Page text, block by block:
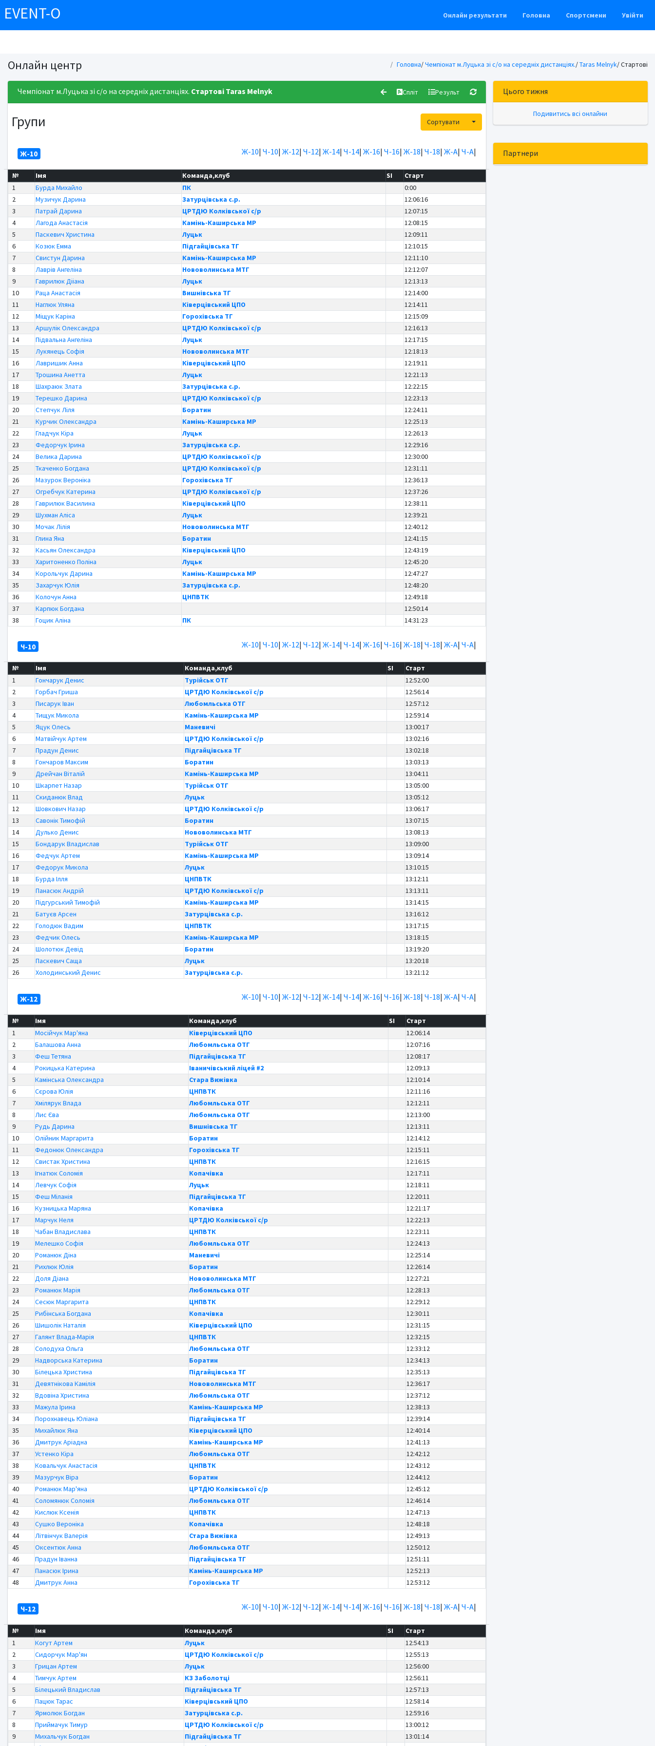
EVENT-O Онлайн результати Головна Спортсмени Увійти
Онлайн центр Головна/Чемпіонат м.Луцька зі с/о на середніх дистанціях./Taras Melnyk/ Стартові
Чемпіонат м.Луцька зі с/о на середніх дистанціях. Стартові Taras Melnyk Спліт Результ
Групи Сортувати Toggle Dropdown
Ж-10 Ж-10| Ч-10| Ж-12| Ч-12| Ж-14| Ч-14| Ж-16| Ч-16| Ж-18| Ч-18| Ж-А| Ч-А|
№ Імя Команда,клуб SI
Старт
1
Бурда Михайло ПК
0:00
2
Музичук Дарина Затурцівська с.р.
12:06:16
3
Патрай Дарина ЦРТДЮ Колківської с/р
12:07:15
4
Лагода Анастасія Камінь-Каширська МР
12:08:15
5
Паскевич Христина Луцьк
12:09:11
6
Козюк Емма Підгайцівська ТГ
12:10:15
7
Свистун Дарина Камінь-Каширська МР
12:11:10
8
Лаврів Ангеліна Нововолинська МТГ
12:12:07
9
Гаврилюк Дііана Луцьк
12:13:13
10
Раца Анастасія Вишнівська ТГ
12:14:00
11
Наглюк Уляна Ківерцівський ЦПО
12:14:11
12
Міщук Каріна Горохівська ТГ
12:15:09
13
Аршулік Олександра ЦРТДЮ Колківської с/р
12:16:13
14
Підвальна Ангеліна Луцьк
12:17:15
15
Лукянець Софія Нововолинська МТГ
12:18:13
16
Лавришик Анна Ківерцівський ЦПО
12:19:11
17
Трошина Анетта Луцьк
12:21:13
18
Шахраюк Злата Затурцівська с.р.
12:22:15
19
Терешко Дарина ЦРТДЮ Колківської с/р
12:23:13
20
Степчук Ліля Боратин
12:24:11
21
Курчик Олександра Камінь-Каширська МР
12:25:13
22
Гладчук Кіра Луцьк
12:26:13
23
Федорчук Ірина Затурцівська с.р.
12:29:16
24
Велика Дарина ЦРТДЮ Колківської с/р
12:30:00
25
Ткаченко Богдана ЦРТДЮ Колківської с/р
12:31:11
26
Мазурок Вероніка Горохівська ТГ
12:36:13
27
Огребчук Катерина ЦРТДЮ Колківської с/р
12:37:26
28
Гаврилюк Василина Ківерцівський ЦПО
12:38:11
29
Шухман Аліса Луцьк
12:39:21
30
Мочак Лілія Нововолинська МТГ
12:40:12
31
Глина Яна Боратин
12:41:15
32
Касьян Олександра Ківерцівський ЦПО
12:43:19
33
Харитоненко Поліна Луцьк
12:45:20
34
Корольчук Дарина Камінь-Каширська МР
12:47:27
35
Захарчук Юлія Затурцівська с.р.
12:48:20
36
Колочун Анна ЦНПВТК
12:49:18
37
Карпюк Богдана
12:50:14
38
Гоцик Аліна ПК 14:31:23
Ч-10 Ж-10| Ч-10| Ж-12| Ч-12| Ж-14| Ч-14| Ж-16| Ч-16| Ж-18| Ч-18| Ж-А| Ч-А|
№ Імя Команда,клуб SI
Старт
1
Гончарук Денис Турійськ ОТГ
12:52:00
2
Горбач Гриша ЦРТДЮ Колківської с/р
12:56:14
3
Писарук Іван Любомльська ОТГ
12:57:12
4
Тищук Микола Камінь-Каширська МР
12:59:14
5
Яцук Олесь Маневичі
13:00:17
6
Матвійчук Артем ЦРТДЮ Колківської с/р
13:02:16
7
Прадун Денис Підгайцівська ТГ
13:02:18
8
Гончаров Максим Боратин
13:03:13
9
Дрейчан Віталій Камінь-Каширська МР
13:04:11
10
Шкарпет Назар Турійськ ОТГ
13:05:00
11
Скиданюк Влад Луцьк
13:05:12
12
Шовкович Назар ЦРТДЮ Колківської с/р
13:06:17
13
Савонік Тимофій Боратин
13:07:15
14
Дулько Денис Нововолинська МТГ
13:08:13
15
Бондарук Владислав Турійськ ОТГ
13:09:00
16
Федчук Артем Камінь-Каширська МР
13:09:14
17
Федорук Микола Луцьк
13:10:15
18
Бурда Ілля ЦНПВТК
13:12:11
19
Панасюк Андрій ЦРТДЮ Колківської с/р
13:13:11
20
Підгурський Тимофій Камінь-Каширська МР
13:14:15
21
Батуєв Арсен Затурцівська с.р.
13:16:12
22
Голодюк Вадим ЦНПВТК
13:17:15
23
Федчик Олесь Камінь-Каширська МР
13:18:15
24
Шолотюк Девід Боратин
13:19:20
25
Паскевич Саща Луцьк
13:20:18
26
Холодинський Денис Затурцівська с.р. 13:21:12
Ж-12 Ж-10| Ч-10| Ж-12| Ч-12| Ж-14| Ч-14| Ж-16| Ч-16| Ж-18| Ч-18| Ж-А| Ч-А|
№ Імя Команда,клуб SI
Старт
1
Мосійчук Мар'яна Ківерцівський ЦПО
12:06:14
2
Балашова Анна Любомльська ОТГ
12:07:16
3
Феш Тетяна Підгайцівська ТГ
12:08:17
4
Рокицька Катерина Іваничівський ліцей #2
12:09:13
5
Камінська Олександра Стара Вижівка
12:10:14
6
Сєрова Юлія ЦНПВТК
12:11:16
7
Хмілярук Влада Любомльська ОТГ
12:12:11
8
Лис Єва Любомльська ОТГ
12:13:00
9
Рудь Дарина Вишнівська ТГ
12:13:11
10
Олійник Маргарита Боратин
12:14:12
11
Федонюк Олександра Горохівська ТГ
12:15:11
12
Свистак Христина ЦНПВТК
12:16:15
13
Ігнатюк Соломія Копачівка
12:17:11
14
Левчук Софія Луцьк
12:18:11
15
Феш Міланія Підгайцівська ТГ
12:20:11
16
Кузницька Маряна Копачівка
12:21:17
17
Марчук Неля ЦРТДЮ Колківської с/р
12:22:13
18
Чабан Владислава ЦНПВТК
12:23:11
19
Мелешко Софія Любомльська ОТГ
12:24:13
20
Романюк Діна Маневичі
12:25:14
21
Рихлюк Юлія Боратин
12:26:14
22
Доля Діана Нововолинська МТГ
12:27:21
23
Романюк Марія Любомльська ОТГ
12:28:13
24
Сесюк Маргарита ЦНПВТК
12:29:12
25
Рибінська Богдана Копачівка
12:30:11
26
Шишолік Наталія Ківерцівський ЦПО
12:31:15
27
Галянт Влада-Марія ЦНПВТК
12:32:15
28
Солодуха Ольга Любомльська ОТГ
12:33:12
29
Надворська Катерина Боратин
12:34:13
30
Білецька Христина Підгайцівська ТГ
12:35:13
31
Девятнікова Камілія Нововолинська МТГ
12:36:17
32
Вдовіна Христина Любомльська ОТГ
12:37:12
33
Мажула Ірина Камінь-Каширська МР
12:38:13
34
Порохнавець Юліана Підгайцівська ТГ
12:39:14
35
Михайлюк Яна Ківерцівський ЦПО
12:40:14
36
Дмитрук Аріадна Камінь-Каширська МР
12:41:13
37
Устенко Кіра Любомльська ОТГ
12:42:12
38
Ковальчук Анастасія ЦНПВТК
12:43:12
39
Мазурчук Віра Боратин
12:44:12
40
Романюк Мар'яна ЦРТДЮ Колківської с/р
12:45:12
41
Соломянюк Соломія Любомльська ОТГ
12:46:14
42
Кислюк Ксенія ЦНПВТК
12:47:13
43
Сушко Вероніка Копачівка
12:48:18
44
Літвінчук Валерія Стара Вижівка
12:49:13
45
Оксентюк Анна Любомльська ОТГ
12:50:12
46
Прадун Іванна Підгайцівська ТГ
12:51:11
47
Панасюк Ірина Камінь-Каширська МР
12:52:13
48
Дмитрук Анна Горохівська ТГ 12:53:12
Ч-12 Ж-10| Ч-10| Ж-12| Ч-12| Ж-14| Ч-14| Ж-16| Ч-16| Ж-18| Ч-18| Ж-А| Ч-А|
№ Імя Команда,клуб SI
Старт
1
Когут Артем Луцьк
12:54:13
2
Сидорчук Мар'ян ЦРТДЮ Колківської с/р
12:55:13
3
Грицан Артем Луцьк
12:56:00
4
Тимчук Артем КЗ Заболотці
12:56:11
5
Білецький Владислав Підгайцівська ТГ
12:57:13
6
Пацюк Тарас Ківерцівський ЦПО
12:58:14
7
Ярмолюк Богдан Затурцівська с.р.
12:59:16
8
Приймачук Тимур ЦРТДЮ Колківської с/р
13:00:12
9
Михальчук Богдан Підгайцівська ТГ
13:01:14
Цього тижня
Подивитись всі онлайни
Партнери